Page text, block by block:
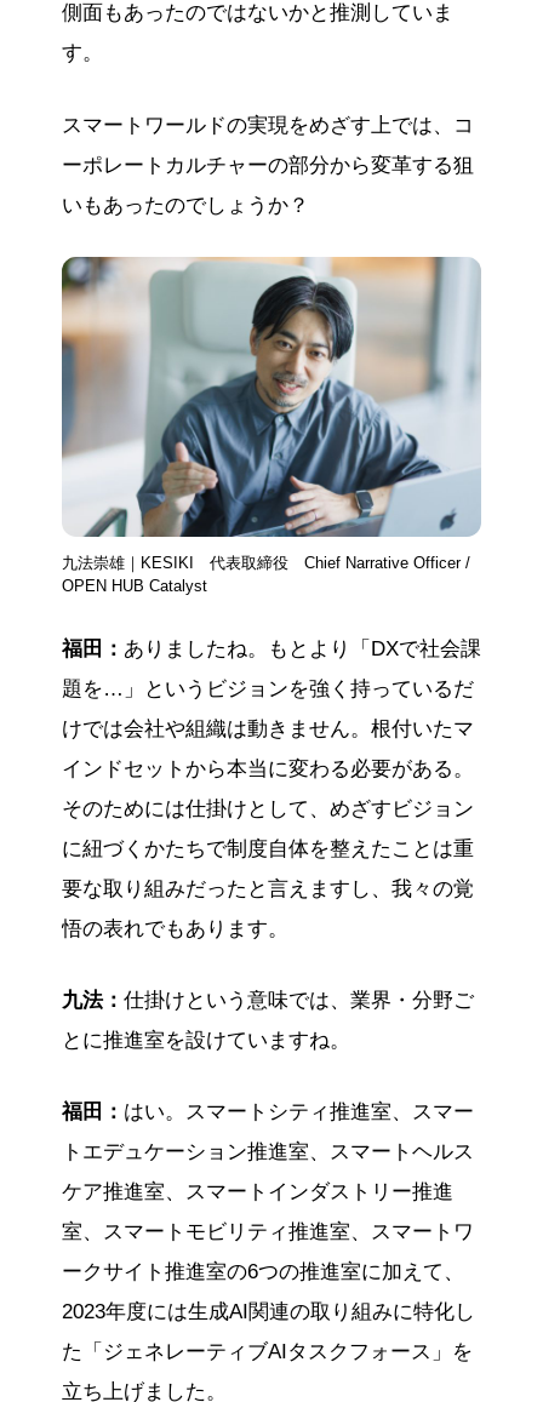
側面もあったのではないかと推測していま
す。
スマートワールドの実現をめざす上では、コ
ーポレートカルチャーの部分から変革する狙
いもあったのでしょうか？
九法崇雄｜KESIKI 代表取締役 Chief Narrative Officer /
OPEN HUB Catalyst
福田： ありましたね。もとより「DXで社会課
題を…」というビジョンを強く持っているだ
けでは会社や組織は動きません。根付いたマ
インドセットから本当に変わる必要がある。
そのためには仕掛けとして、めざすビジョン
に紐づくかたちで制度自体を整えたことは重
要な取り組みだったと言えますし、我々の覚
悟の表れでもあります。
九法： 仕掛けという意味では、業界・分野ご
とに推進室を設けていますね。
福田： はい。スマートシティ推進室、スマー
トエデュケーション推進室、スマートヘルス
ケア推進室、スマートインダストリー推進
室、スマートモビリティ推進室、スマートワ
ークサイト推進室の6つの推進室に加えて、
2023年度には生成AI関連の取り組みに特化し
た「ジェネレーティブAIタスクフォース」を
立ち上げました。